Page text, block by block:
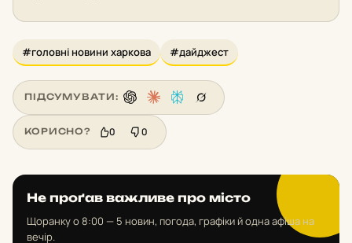
#головні новини харкова #дайджест
ПІДСУМУВАТИ:
КОРИСНО? 0 0
Не проґав важливе про місто
Щоранку о 8:00 — 5 новин, погода, графіки й одна афіша на
вечір.